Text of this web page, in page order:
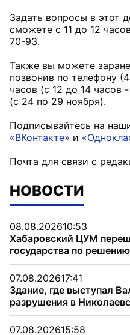
Задать вопросы в этот
сможете с 11 до 12
70-93.
Также вы можете
позвонив по телефону
часов (с 12 до 14 часов
(с 24 по 29 ноября).
Подписывайтесь на
«ВКонтакте» и
Почта для связи с
НОВОСТИ
08.08.202610:53
Хабаровский ЦУМ
государства по
07.08.202617:41
Здание, где выступал
разрушения в
07.08.202615:58